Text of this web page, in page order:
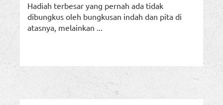
Hadiah terbesar yang pernah ada tidak
dibungkus oleh bungkusan indah dan pita di
atasnya, melainkan ...